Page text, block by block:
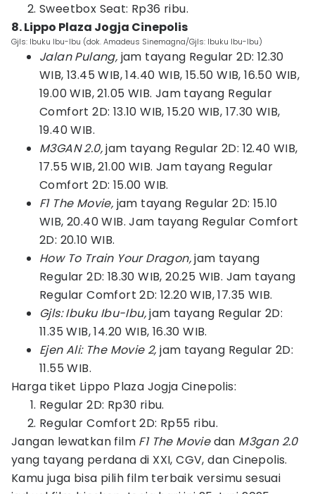
Sweetbox Seat: Rp36 ribu.
8. Lippo Plaza Jogja Cinepolis
Gjls: Ibuku Ibu-Ibu (dok. Amadeus Sinemagna/Gjls: Ibuku Ibu-Ibu)
Jalan Pulang, jam tayang Regular 2D: 12.30
WIB, 13.45 WIB, 14.40 WIB, 15.50 WIB, 16.50 WIB,
19.00 WIB, 21.05 WIB. Jam tayang Regular
Comfort 2D: 13.10 WIB, 15.20 WIB, 17.30 WIB,
19.40 WIB.
M3GAN 2.0,jam tayang Regular 2D: 12.40 WIB,
17.55 WIB, 21.00 WIB. Jam tayang Regular
Comfort 2D: 15.00 WIB.
F1 The Movie, jam tayang Regular 2D: 15.10
WIB, 20.40 WIB. Jam tayang Regular Comfort
2D: 20.10 WIB.
How To Train Your Dragon,jam tayang
Regular 2D: 18.30 WIB, 20.25 WIB. Jam tayang
Regular Comfort 2D: 12.20 WIB, 17.35 WIB.
Gjls: Ibuku Ibu-Ibu,jam tayang Regular 2D:
11.35 WIB, 14.20 WIB, 16.30 WIB.
Ejen Ali: The Movie 2, jam tayang Regular 2D:
11.55 WIB.
Harga tiket Lippo Plaza Jogja Cinepolis:
Regular 2D: Rp30 ribu.
Regular Comfort 2D: Rp55 ribu.
Jangan lewatkan film F1 The Moviedan M3gan 2.0
yang tayang perdana di XXI, CGV, dan Cinepolis.
Kamu juga bisa pilih film terbaik versimu sesuai